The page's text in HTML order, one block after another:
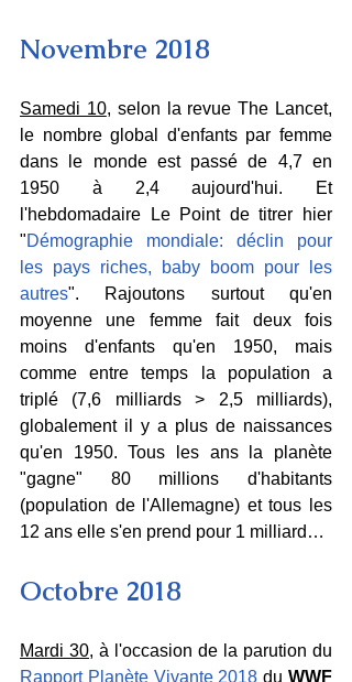
Novembre 2018
Samedi 10, selon la revue The Lancet,
le nombre global d'enfants par femme
dans le monde est passé de 4,7 en
1950 à 2,4 aujourd'hui. Et
l'hebdomadaire Le Point de titrer hier
"Démographie mondiale: déclin pour
les pays riches, baby boom pour les
autres". Rajoutons surtout qu'en
moyenne une femme fait deux fois
moins d'enfants qu'en 1950, mais
comme entre temps la population a
triplé (7,6 milliards > 2,5 milliards),
globalement il y a plus de naissances
qu'en 1950. Tous les ans la planète
"gagne" 80 millions d'habitants
(population de l'Allemagne) et tous les
12 ans elle s'en prend pour 1 milliard…
Octobre 2018
Mardi 30
Rapport Planète Vivante 2018 du WWF